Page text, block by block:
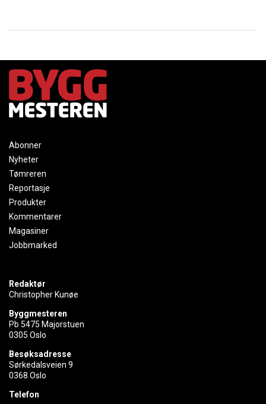
Abonner
Nyheter
Tømreren
Reportasje
Produkter
Kommentarer
Magasiner
Jobbmarked
Redaktør
Christopher Kunøe
Byggmesteren
Pb 5475 Majorstuen
0305 Oslo
Besøksadresse
Sørkedalsveien 9
0368 Oslo
Telefon